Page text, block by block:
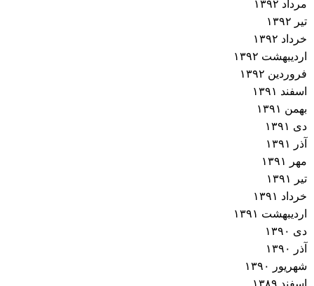
مرداد ۱۳۹۲
تیر ۱۳۹۲
خرداد ۱۳۹۲
اردیبهشت ۱۳۹۲
فروردین ۱۳۹۲
اسفند ۱۳۹۱
بهمن ۱۳۹۱
دی ۱۳۹۱
آذر ۱۳۹۱
مهر ۱۳۹۱
تیر ۱۳۹۱
خرداد ۱۳۹۱
اردیبهشت ۱۳۹۱
دی ۱۳۹۰
آذر ۱۳۹۰
شهریور ۱۳۹۰